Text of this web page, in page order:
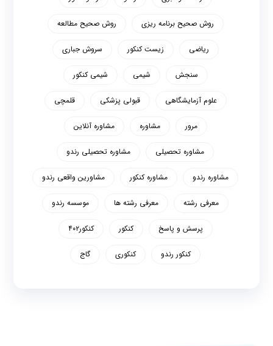
روش صحیح برنامه ریزی روش صحیح مطالعه
ریاضی زیست کنکور سروش جباری
سنجش شیمی شیمی کنکور
علوم آزمایشگاهی قبولی پزشکی قلمچی
مرور مشاوره مشاوره آنلاین
مشاوره تحصیلی مشاوره تحصیلی رندو
مشاوره رندو مشاوره کنکور مشاورین واقعی رندو
معرفی رشته معرفی رشته ها موسسه رندو
پرسش و پاسخ کنکور کنکور۴۰۲
کنکور رندو کنکوری گاج